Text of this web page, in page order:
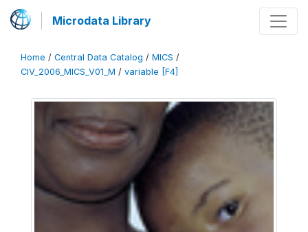
Microdata Library
Home / Central Data Catalog / MICS /
CIV_2006_MICS_V01_M / variable [F4]